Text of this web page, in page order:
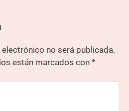
no será publicada.
están marcados con *